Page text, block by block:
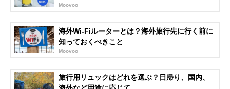
クレットベルト
Amazonで見る
ゴーウェル
(Gowell) スキミン
グ防止スリムガー
スキミング防止シ
約幅30×高さ
Moovoo
海外Wi-Fiルーターとは？海外旅行先に行く前に
知っておくべきこと
Moovoo
旅行用リュックはどれを選ぶ？日帰り、国内、